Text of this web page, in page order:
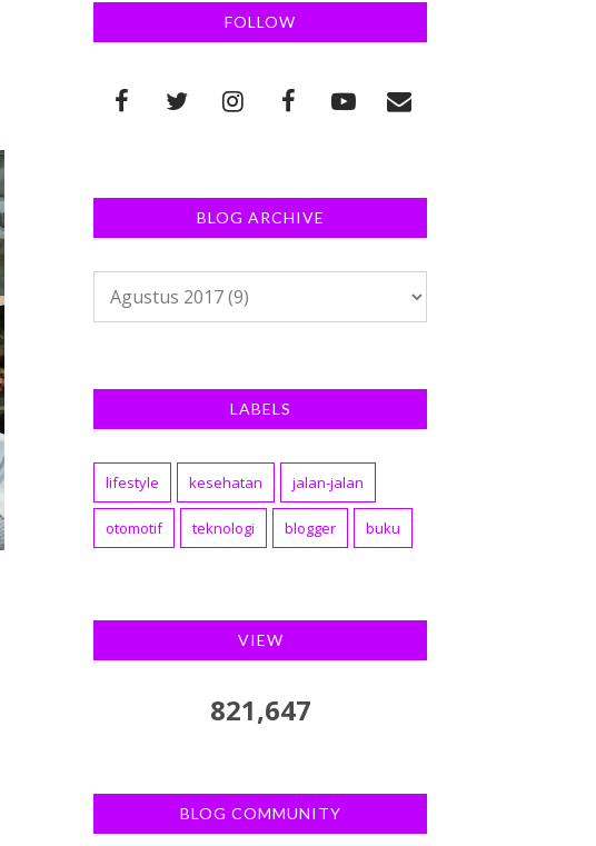
FOLLOW
BLOG ARCHIVE
LABELS
lifestyle kesehatan jalan-jalan
otomotif teknologi blogger buku
VIEW
821,647
BLOG COMMUNITY